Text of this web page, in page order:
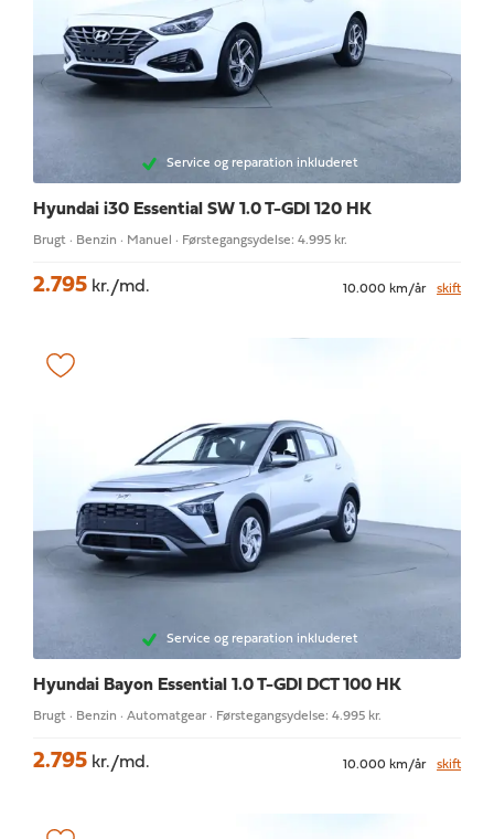
Service og reparation inkluderet
Hyundai i30 Essential SW 1.0 T-GDI 120 HK
Brugt · Benzin · Manuel · Førstegangsydelse: 4.995 kr.
2.795 kr./md. 10.000 km/år skift
Service og reparation inkluderet
Hyundai Bayon Essential 1.0 T-GDI DCT 100 HK
Brugt · Benzin · Automatgear · Førstegangsydelse: 4.995 kr.
2.795 kr./md. 10.000 km/år skift